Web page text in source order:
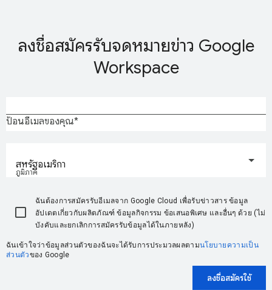
ลงชื่อสมัครรับจดหมายข่าว Google
Workspace
ป้อนอีเมลของคุณ
ภูมิภาค
สหรัฐอเมริกา
ฉันต้องการสมัครรับอีเมลจาก Google Cloud เพื่อรับข่าวสาร ข้อมูล
อัปเดตเกี่ยวกับผลิตภัณฑ์ ข้อมูลกิจกรรม ข้อเสนอพิเศษ และอื่นๆ ด้วย (ไม่
บังคับและยกเลิกการสมัครรับข้อมูลได้ในภายหลัง)
ฉันเข้าใจว่าข้อมูลส่วนตัวของฉันจะได้รับการประมวลผลตามนโยบายความเป็น
ส่วนตัวของ Google
ลงชื่อสมัครใช้